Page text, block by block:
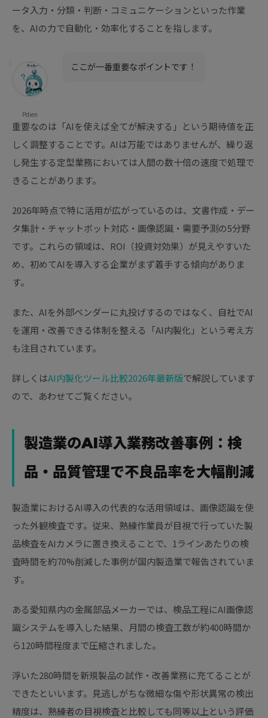
ータ入力・分類・判断・コミュニケーションといった作業
を、AIの力で自動化・効率化することを指します。
Pdien
ここが一番重要なポイントです！
重要なのは「AIを使えば全てが解決する」という期待値を正
しく調整することです。AIは万能ではありませんが、繰り返
し発生する定型業務においては人間の数十倍の速度で処理で
きることがあります。
2026年時点で特に活用が広がっているのは、文書作成・デー
タ集計・チャットボット対応・画像認識・需要予測の5分野
です。これらの領域は、ROI（投資対効果）が見えやすいた
め、初めてAIを導入する企業がまず着手する傾向がありま
す。
また、AIを外部ベンダーに丸投げするのではなく、自社でAI
を運用・改善できる体制を整える「AI内製化」という考え方
も注目されています。
詳しくはAI内製化ツール比較2026年最新版で解説しています
ので、あわせてご覧ください。
製造業のAI導入業務改善事例：検
品・品質管理で不良品率を大幅削減
製造業におけるAI導入の代表的な活用領域は、画像認識を使
った外観検査です。従来、熟練作業員が目視で行っていた製
品検査をAIカメラに置き換えることで、1ラインあたりの検
査時間を約70%削減した事例が国内製造業で報告されていま
す。
ある愛知県内の金属部品メーカーでは、検品工程にAI画像認
識システムを導入した結果、月間の検査工数が約400時間か
ら120時間程度まで圧縮されました。
浮いた280時間を新規製品の試作・改善業務に充てることが
できたといいます。見逃しがちな微細な傷や形状異常の検出
精度は、熟練者の目視検査と比較しても同等以上という評価